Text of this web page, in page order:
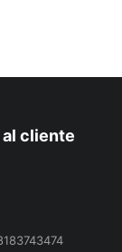
cliente